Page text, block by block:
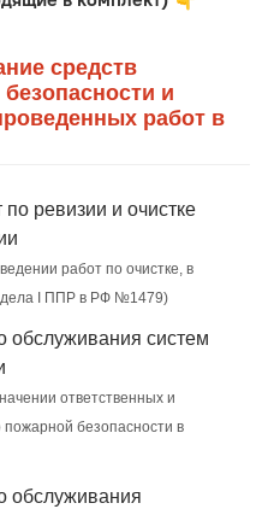
средств
и
работ в
ревизии и очистке
работ по очистке, в
I ППР в РФ №1479)
обслуживания систем
ответственных и
безопасности в
обслуживания